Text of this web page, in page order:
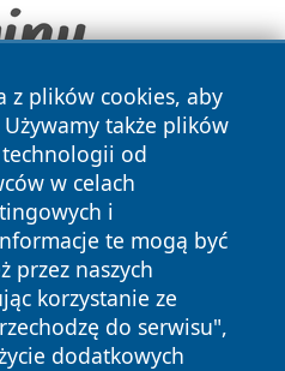
z plików cookies, aby
Używamy także plików
od
w celach
i
te mogą być
przez naszych
korzystanie ze
do serwisu",
dodatkowych
Wszystkie prawa